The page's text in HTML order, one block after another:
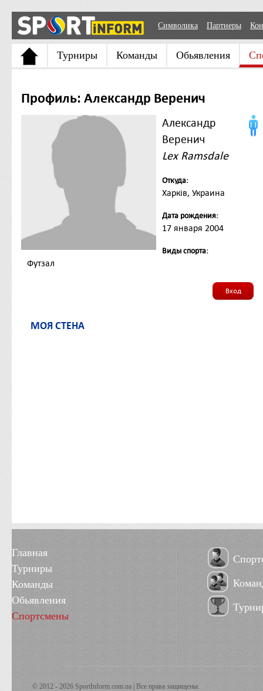
Символика Партнеры
Турниры Команды Обьявления
Профиль: Александр Веренич
Александр
Веренич
Lex Ramsdale
Откуда:
Харків, Украина
Дата рождения:
17 января 2004
Виды спорта:
Футзал
Вход
МОЯ СТЕНА
Главная
Турниры
Команды
Обьявления
Спортсмены
© 2012 - 2026 SportInform.com.ua | Все права защищены.